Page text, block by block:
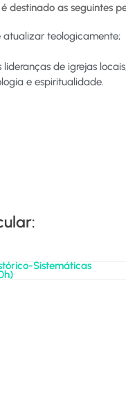
destinado as seguintes
atualizar teologicamente;​
de igrejas
e espiritualidade.​
Sistemáticas